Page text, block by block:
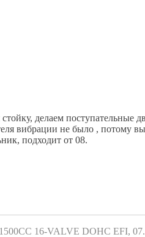
делаем поступательные
вибрации не было , потому
подходит от 08.
16-VALVE DOHC EFI,